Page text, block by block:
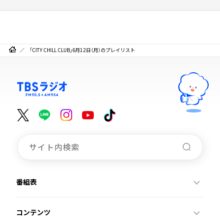
「CITY CHILL CLUB」6月12日（月）のプレイリスト
番組表
コンテンツ